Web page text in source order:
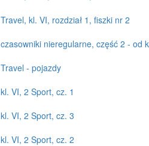
Travel, kl. VI, rozdział 1, fiszki nr 2
czasowniki nieregularne, część 2 - od
Travel - pojazdy
kl. VI, 2 Sport, cz. 1
kl. VI, 2 Sport, cz. 3
kl. VI, 2 Sport, cz. 2